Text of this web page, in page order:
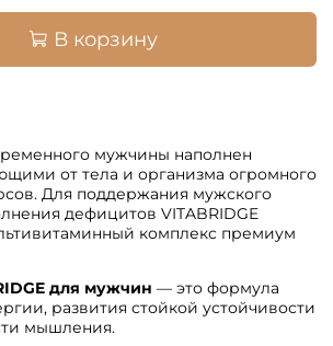
В корзину
мужчины наполнен
от тела и организма огромного
Для поддержания мужского
дефицитов VITABRIDGE
комплекс премиум
для мужчин — это формула
развития стойкой устойчивости
мышления.